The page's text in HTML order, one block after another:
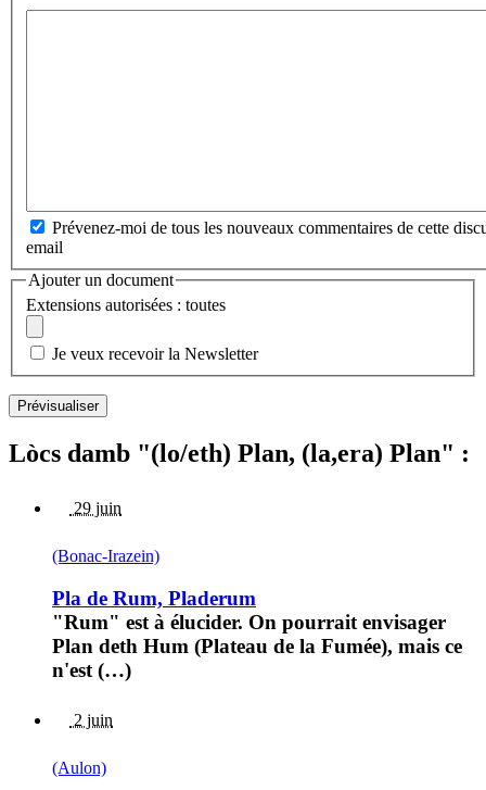
Prévenez-moi de tous les nouveaux commentaires de cette
email
Ajouter un document
Extensions autorisées : toutes
Je veux recevoir la Newsletter
Lòcs damb "(lo/eth) Plan, (la,era) Plan" :
29 juin
(Bonac-Irazein)
Pla de Rum, Pladerum
"Rum" est à élucider. On pourrait envisager
Plan deth Hum (Plateau de la Fumée), mais ce
n'est (…)
2 juin
(Aulon)